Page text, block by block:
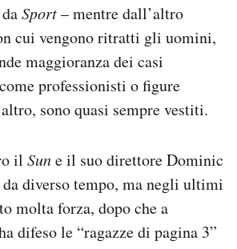
Sport– mentre dall’altro
cui vengono ritratti gli uomini,
maggioranza dei casi
professionisti o figure
sono quasi sempre vestiti.
il Sune il suo direttore Dominic
diverso tempo, ma negli ultimi
molta forza, dopo che a
difeso le “ragazze di pagina 3”